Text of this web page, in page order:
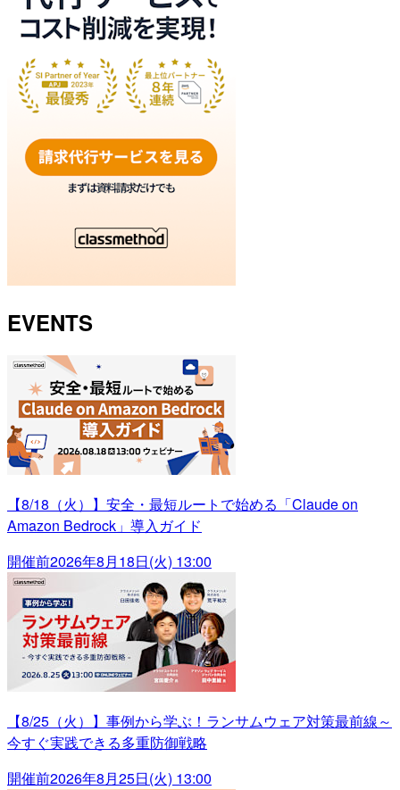
EVENTS
【8/18（火）】安全・最短ルートで始める「Claude on
Amazon Bedrock」導入ガイド
開催前2026年8月18日(火) 13:00
【8/25（火）】事例から学ぶ！ランサムウェア対策最前線～
今すぐ実践できる多重防御戦略
開催前2026年8月25日(火) 13:00